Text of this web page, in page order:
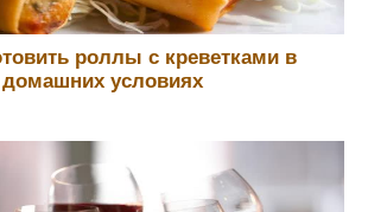
роллы с креветками в
домашних условиях